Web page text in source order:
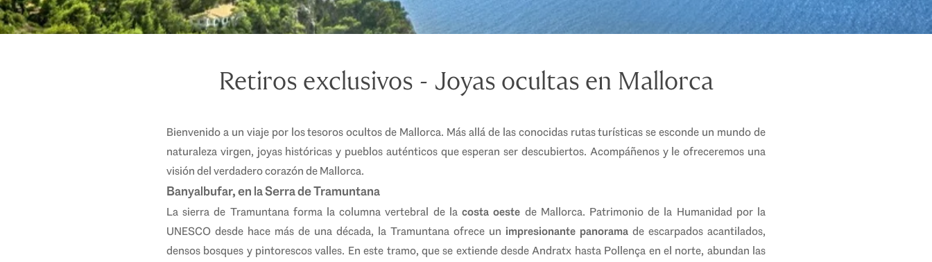
Retiros exclusivos - Joyas ocultas en Mallorca
Bienvenido a un viaje por los tesoros ocultos de Mallorca. Más allá de las conocidas rutas turísticas se esconde un mundo de
naturaleza virgen, joyas históricas y pueblos auténticos que esperan ser descubiertos. Acompáñenos y le ofreceremos una
visión del verdadero corazón de Mallorca.
Banyalbufar, en la Serra de Tramuntana
La sierra de Tramuntana forma la columna vertebral de lacosta oeste de Mallorca. Patrimonio de la Humanidad por la
UNESCO desde hace más de una década, la Tramuntana ofrece un impresionante panorama de escarpados acantilados,
densos bosques y pintorescos valles. En este tramo, que se extiende desde Andratx hasta Pollença en el norte, abundan las